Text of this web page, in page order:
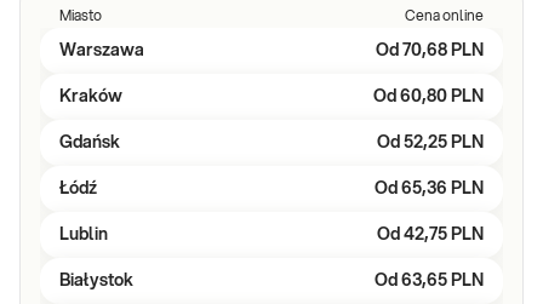
Miasto Cena online
Warszawa Od 70,68 PLN
Kraków Od 60,80 PLN
Gdańsk Od 52,25 PLN
Łódź Od 65,36 PLN
Lublin Od 42,75 PLN
Białystok Od 63,65 PLN